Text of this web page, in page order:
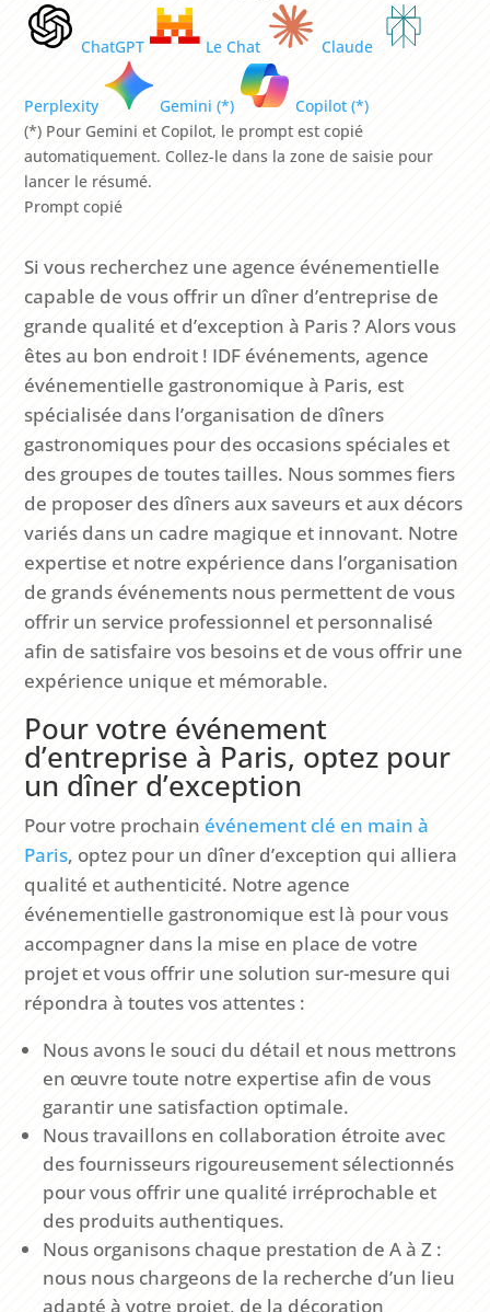
ChatGPT Le Chat Claude
Perplexity Gemini (*)
Copilot (*)
(*) Pour Gemini et Copilot, le prompt est copié
automatiquement. Collez-le dans la zone de saisie pour
lancer le résumé.
Prompt copié
Si vous recherchez une agence événementielle
capable de vous offrir un dîner d’entreprise de
grande qualité et d’exception à Paris ? Alors vous
êtes au bon endroit ! IDF événements, agence
événementielle gastronomique à Paris, est
spécialisée dans l’organisation de dîners
gastronomiques pour des occasions spéciales et
des groupes de toutes tailles. Nous sommes fiers
de proposer des dîners aux saveurs et aux décors
variés dans un cadre magique et innovant. Notre
expertise et notre expérience dans l’organisation
de grands événements nous permettent de vous
offrir un service professionnel et personnalisé
afin de satisfaire vos besoins et de vous offrir une
expérience unique et mémorable.
Pour votre événement
d’entreprise à Paris, optez pour
un dîner d’exception
Pour votre prochain événement clé en main à
Paris, optez pour un dîner d’exception qui alliera
qualité et authenticité. Notre agence
événementielle gastronomique est là pour vous
accompagner dans la mise en place de votre
projet et vous offrir une solution sur-mesure qui
répondra à toutes vos attentes :
Nous avons le souci du détail et nous mettrons
en œuvre toute notre expertise afin de vous
garantir une satisfaction optimale.
Nous travaillons en collaboration étroite avec
des fournisseurs rigoureusement sélectionnés
pour vous offrir une qualité irréprochable et
des produits authentiques.
Nous organisons chaque prestation de A à Z :
nous nous chargeons de la recherche d’un lieu
adapté à votre projet, de la décoration